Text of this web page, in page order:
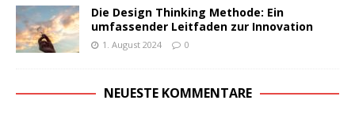
Die Design Thinking Methode: Ein
umfassender Leitfaden zur Innovation
1. August 2024 0
NEUESTE KOMMENTARE